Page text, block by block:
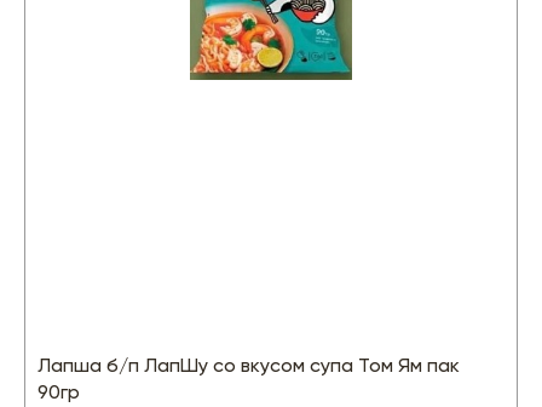
Лапша б/п ЛапШу со вкусом супа Том Ям пак
90гр